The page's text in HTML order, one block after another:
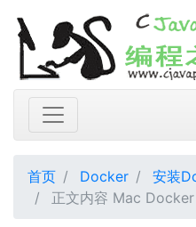
首页 Docker
安装
正文内容 Mac